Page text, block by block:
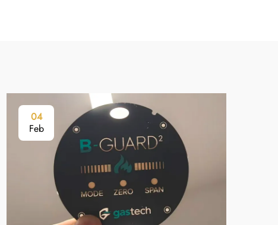
04
Feb